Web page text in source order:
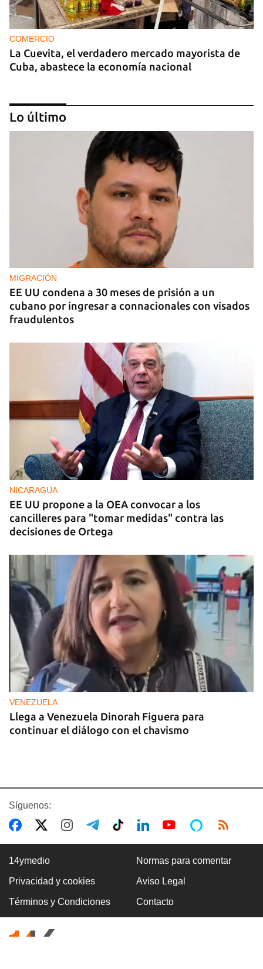
COMERCIO
La Cuevita, el verdadero mercado mayorista de
Cuba, abastece la economía nacional
EE UU duplica sus ventas de combustible al
sector privado cubano
Lo último
MIGRACIÓN
EE UU condena a 30 meses de prisión a un
cubano por ingresar a connacionales con visados
fraudulentos
NICARAGUA
EE UU propone a la OEA convocar a los
cancilleres para "tomar medidas" contra las
decisiones de Ortega
VENEZUELA
Llega a Venezuela Dinorah Figuera para
continuar el diálogo con el chavismo
VILLA CLARA
Dos fallecidos en el derrumbe de un edificio en
ruinas en Villa Clara
Síguenos:
14ymedio Normas para comentar
Privacidad y cookies Aviso Legal
Términos y Condiciones Contacto